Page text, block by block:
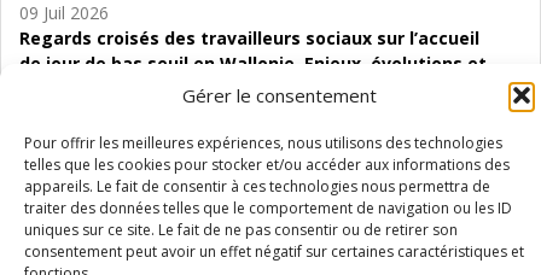
Gérer le consentement
Pour offrir les meilleures expériences, nous utilisons des technologies
telles que les cookies pour stocker et/ou accéder aux informations des
appareils. Le fait de consentir à ces technologies nous permettra de
traiter des données telles que le comportement de navigation ou les ID
uniques sur ce site. Le fait de ne pas consentir ou de retirer son
consentement peut avoir un effet négatif sur certaines caractéristiques et
09 Juil 2026
Regards croisés des travailleurs sociaux sur l’accueil
de jour de bas seuil en Wallonie. Enjeux, évolutions et
06 Juil 2026
Étude d’évaluabilité des Structures
d’accompagnement à l’autocréation d’emploi (SAACE)
01 Juil 2026
Pénurie du personnel infirmier :quels indicateurs